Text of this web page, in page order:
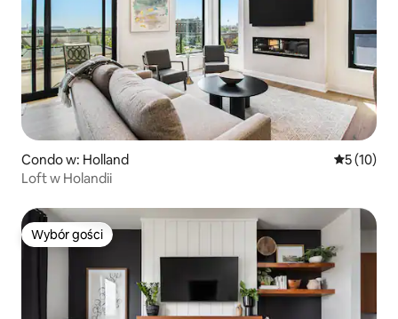
Condo w: Holland Średnia
5 (10)
Loft w Holandii
Wybór gości
Wybór gości